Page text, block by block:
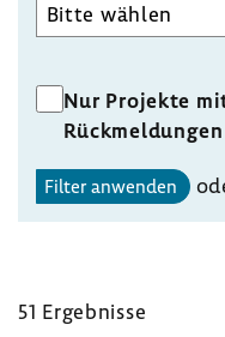
Status
Nur Projekte
Filter anwenden
51 Ergeb­nisse